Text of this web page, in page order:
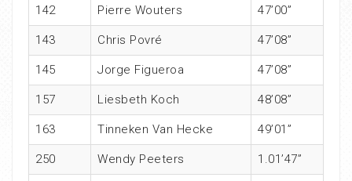
142 Pierre Wouters 47’00”
143 Chris Povré 47’08”
145 Jorge Figueroa 47’08”
157 Liesbeth Koch 48’08”
163 Tinneken Van Hecke 49’01”
250 Wendy Peeters 1.01’47”